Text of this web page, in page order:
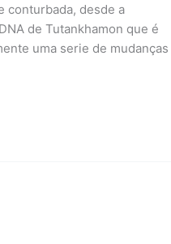
conturbada, desde a
de Tutankhamon que é
uma serie de mudanças